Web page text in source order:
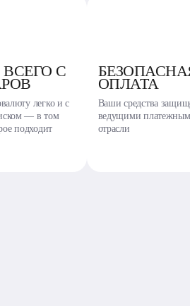
С
легко и с
— в том
подходит
ОПЛАТА
Ваши средства
ведущими
отрасли